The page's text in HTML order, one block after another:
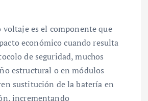
voltaje es el componente que
económico cuando resulta
de seguridad, muchos
estructural o en módulos
sustitución de la batería en
incrementando